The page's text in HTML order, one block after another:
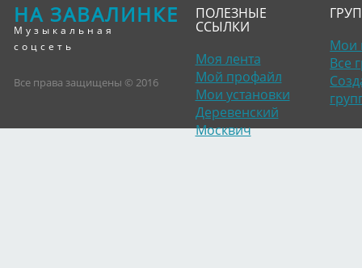
НА ЗАВАЛИНКЕ
Музыкальная
соцсеть
Все права защищены © 2016
ПОЛЕЗНЫЕ
ССЫЛКИ
Моя лента
Мой профайл
Мои установки
Деревенский
Москвич
Мои
Все